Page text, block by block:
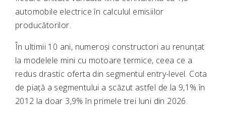
automobile electrice în calculul emisiilor
producătorilor.
În ultimii 10 ani, numeroși constructori au renunțat
la modelele mini cu motoare termice, ceea ce a
redus drastic oferta din segmentul entry-level. Cota
de piață a segmentului a scăzut astfel de la 9,1% în
2012 la doar 3,9% în primele trei luni din 2026.